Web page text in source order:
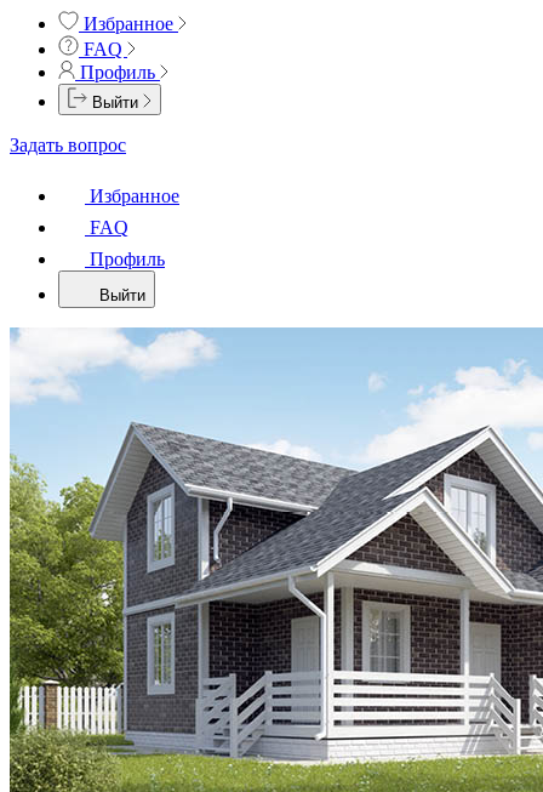
Избранное
FAQ
Профиль
Выйти
Задать вопрос
Избранное
FAQ
Профиль
Выйти